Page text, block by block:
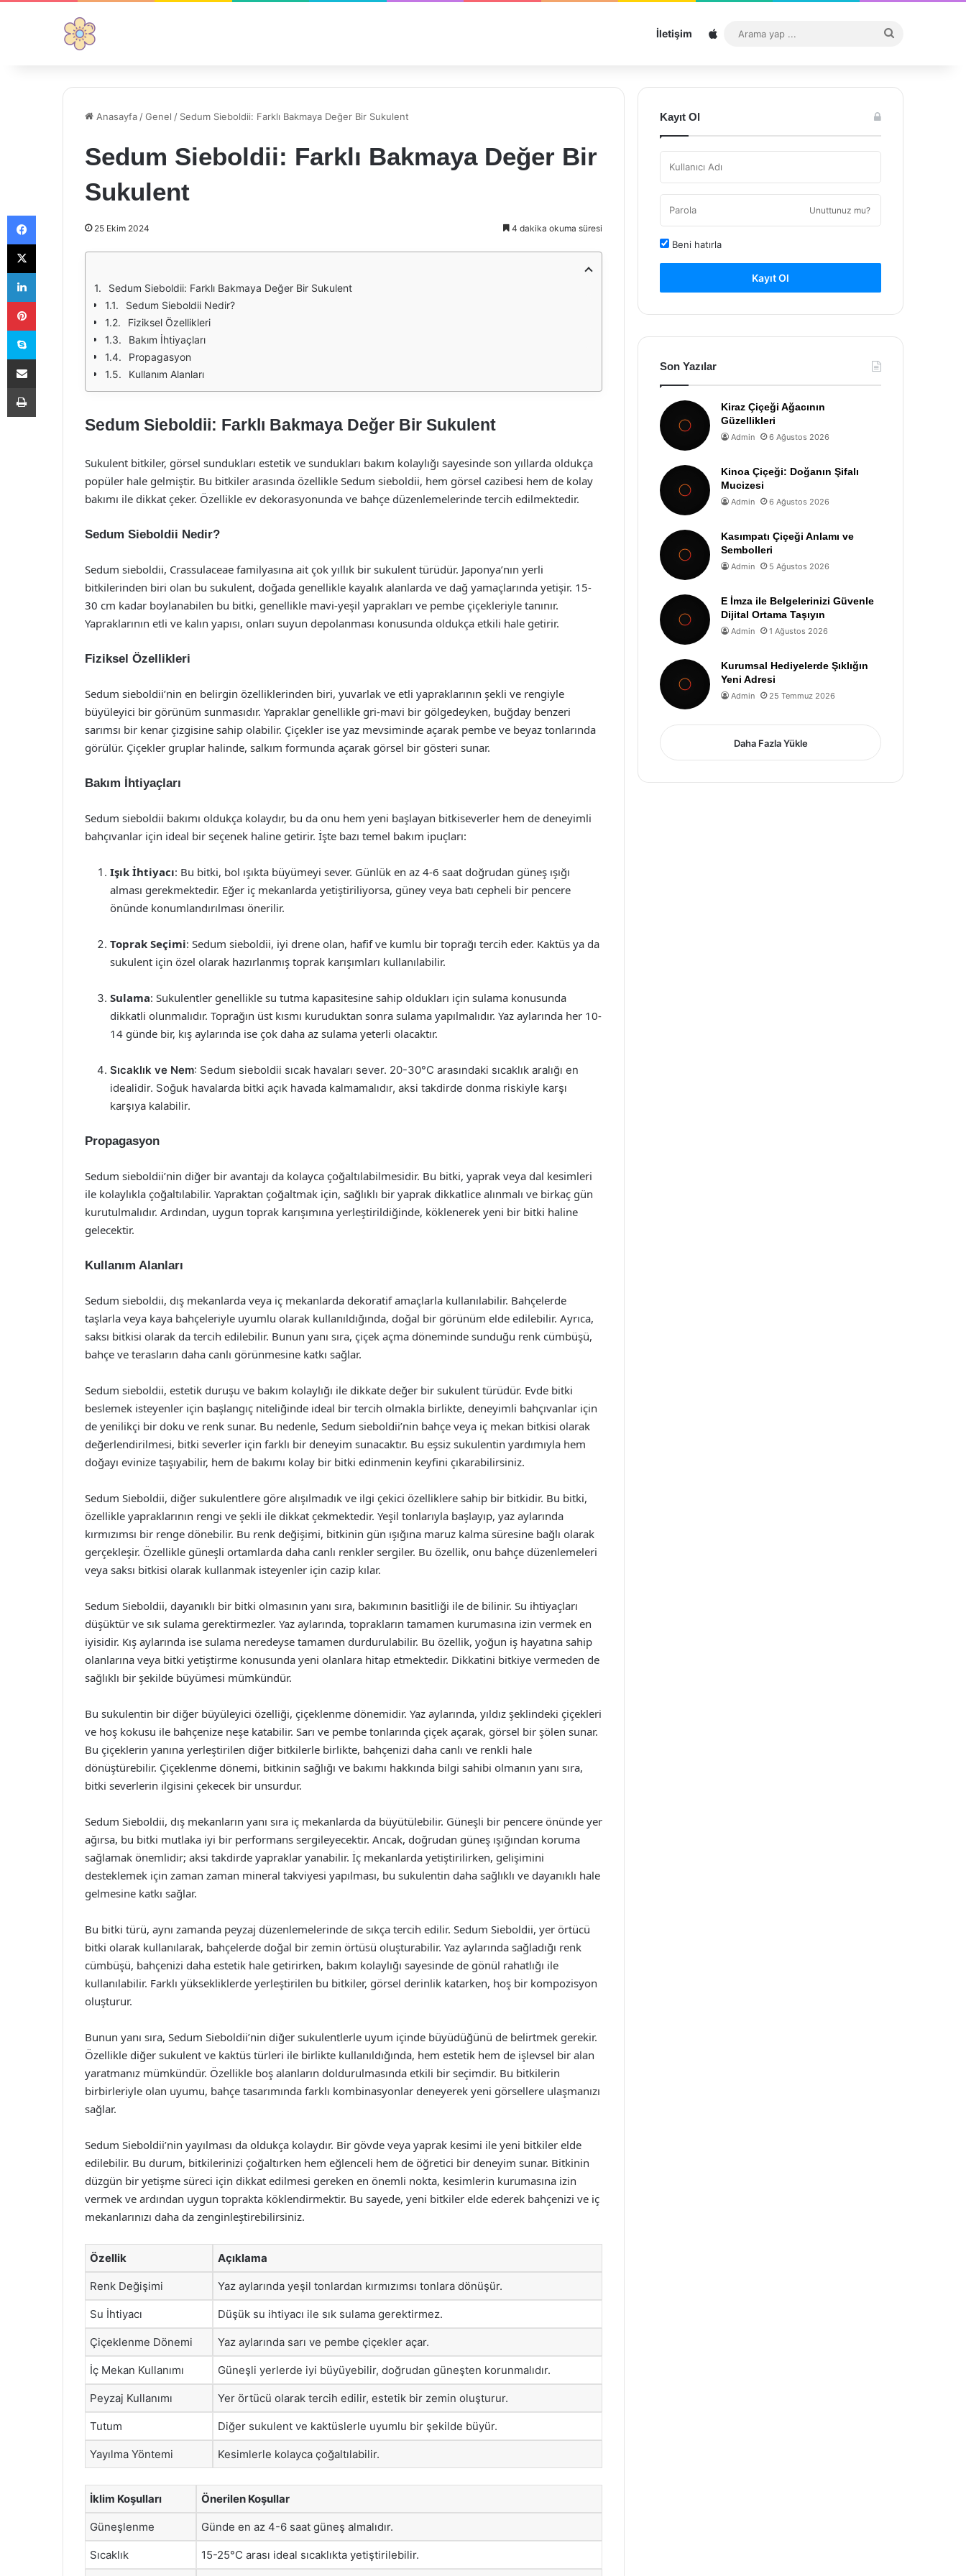
İletişim Sitemap
...
Anasayfa /Genel / Sedum Sieboldii: Farklı Bakmaya Değer Bir Sukulent
Sedum Sieboldii: Farklı Bakmaya Değer Bir
Sukulent
25 Ekim 2024 4 dakika okuma süresi
Sedum Sieboldii: Farklı Bakmaya Değer Bir Sukulent
Sedum Sieboldii Nedir?
Fiziksel Özellikleri
Bakım İhtiyaçları
Propagasyon
Kullanım Alanları
Sedum Sieboldii: Farklı Bakmaya Değer Bir Sukulent
Sukulent bitkiler, görsel sundukları estetik ve sundukları bakım kolaylığı sayesinde son yıllarda oldukça
popüler hale gelmiştir. Bu bitkiler arasında özellikle Sedum sieboldii, hem görsel cazibesi hem de kolay
bakımı ile dikkat çeker. Özellikle ev dekorasyonunda ve bahçe düzenlemelerinde tercih edilmektedir.
Sedum Sieboldii Nedir?
Sedum sieboldii, Crassulaceae familyasına ait çok yıllık bir sukulent türüdür. Japonya’nın yerli
bitkilerinden biri olan bu sukulent, doğada genellikle kayalık alanlarda ve dağ yamaçlarında yetişir. 15-
30 cm kadar boylanabilen bu bitki, genellikle mavi-yeşil yaprakları ve pembe çiçekleriyle tanınır.
Yapraklarının etli ve kalın yapısı, onları suyun depolanması konusunda oldukça etkili hale getirir.
Fiziksel Özellikleri
Sedum sieboldii’nin en belirgin özelliklerinden biri, yuvarlak ve etli yapraklarının şekli ve rengiyle
büyüleyici bir görünüm sunmasıdır. Yapraklar genellikle gri-mavi bir gölgedeyken, buğday benzeri
sarımsı bir kenar çizgisine sahip olabilir. Çiçekler ise yaz mevsiminde açarak pembe ve beyaz tonlarında
görülür. Çiçekler gruplar halinde, salkım formunda açarak görsel bir gösteri sunar.
Bakım İhtiyaçları
Sedum sieboldii bakımı oldukça kolaydır, bu da onu hem yeni başlayan bitkiseverler hem de deneyimli
bahçıvanlar için ideal bir seçenek haline getirir. İşte bazı temel bakım ipuçları:
Işık İhtiyacı: Bu bitki, bol ışıkta büyümeyi sever. Günlük en az 4-6 saat doğrudan güneş ışığı
alması gerekmektedir. Eğer iç mekanlarda yetiştiriliyorsa, güney veya batı cepheli bir pencere
önünde konumlandırılması önerilir.
Toprak Seçimi: Sedum sieboldii, iyi drene olan, hafif ve kumlu bir toprağı tercih eder. Kaktüs ya da
sukulent için özel olarak hazırlanmış toprak karışımları kullanılabilir.
Sulama: Sukulentler genellikle su tutma kapasitesine sahip oldukları için sulama konusunda
dikkatli olunmalıdır. Toprağın üst kısmı kuruduktan sonra sulama yapılmalıdır. Yaz aylarında her 10-
14 günde bir, kış aylarında ise çok daha az sulama yeterli olacaktır.
Sıcaklık ve Nem: Sedum sieboldii sıcak havaları sever. 20-30°C arasındaki sıcaklık aralığı en
idealidir. Soğuk havalarda bitki açık havada kalmamalıdır, aksi takdirde donma riskiyle karşı
karşıya kalabilir.
Propagasyon
Sedum sieboldii’nin diğer bir avantajı da kolayca çoğaltılabilmesidir. Bu bitki, yaprak veya dal kesimleri
ile kolaylıkla çoğaltılabilir. Yapraktan çoğaltmak için, sağlıklı bir yaprak dikkatlice alınmalı ve birkaç gün
kurutulmalıdır. Ardından, uygun toprak karışımına yerleştirildiğinde, köklenerek yeni bir bitki haline
gelecektir.
Kullanım Alanları
Sedum sieboldii, dış mekanlarda veya iç mekanlarda dekoratif amaçlarla kullanılabilir. Bahçelerde
taşlarla veya kaya bahçeleriyle uyumlu olarak kullanıldığında, doğal bir görünüm elde edilebilir. Ayrıca,
saksı bitkisi olarak da tercih edilebilir. Bunun yanı sıra, çiçek açma döneminde sunduğu renk cümbüşü,
bahçe ve terasların daha canlı görünmesine katkı sağlar.
Sedum sieboldii, estetik duruşu ve bakım kolaylığı ile dikkate değer bir sukulent türüdür. Evde bitki
beslemek isteyenler için başlangıç niteliğinde ideal bir tercih olmakla birlikte, deneyimli bahçıvanlar için
de yenilikçi bir doku ve renk sunar. Bu nedenle, Sedum sieboldii’nin bahçe veya iç mekan bitkisi olarak
değerlendirilmesi, bitki severler için farklı bir deneyim sunacaktır. Bu eşsiz sukulentin yardımıyla hem
doğayı evinize taşıyabilir, hem de bakımı kolay bir bitki edinmenin keyfini çıkarabilirsiniz.
Sedum Sieboldii, diğer sukulentlere göre alışılmadık ve ilgi çekici özelliklere sahip bir bitkidir. Bu bitki,
özellikle yapraklarının rengi ve şekli ile dikkat çekmektedir. Yeşil tonlarıyla başlayıp, yaz aylarında
kırmızımsı bir renge dönebilir. Bu renk değişimi, bitkinin gün ışığına maruz kalma süresine bağlı olarak
gerçekleşir. Özellikle güneşli ortamlarda daha canlı renkler sergiler. Bu özellik, onu bahçe düzenlemeleri
veya saksı bitkisi olarak kullanmak isteyenler için cazip kılar.
Sedum Sieboldii, dayanıklı bir bitki olmasının yanı sıra, bakımının basitliği ile de bilinir. Su ihtiyaçları
düşüktür ve sık sulama gerektirmezler. Yaz aylarında, toprakların tamamen kurumasına izin vermek en
iyisidir. Kış aylarında ise sulama neredeyse tamamen durdurulabilir. Bu özellik, yoğun iş hayatına sahip
olanlarına veya bitki yetiştirme konusunda yeni olanlara hitap etmektedir. Dikkatini bitkiye vermeden de
sağlıklı bir şekilde büyümesi mümkündür.
Bu sukulentin bir diğer büyüleyici özelliği, çiçeklenme dönemidir. Yaz aylarında, yıldız şeklindeki çiçekleri
ve hoş kokusu ile bahçenize neşe katabilir. Sarı ve pembe tonlarında çiçek açarak, görsel bir şölen sunar.
Bu çiçeklerin yanına yerleştirilen diğer bitkilerle birlikte, bahçenizi daha canlı ve renkli hale
dönüştürebilir. Çiçeklenme dönemi, bitkinin sağlığı ve bakımı hakkında bilgi sahibi olmanın yanı sıra,
bitki severlerin ilgisini çekecek bir unsurdur.
Sedum Sieboldii, dış mekanların yanı sıra iç mekanlarda da büyütülebilir. Güneşli bir pencere önünde yer
ağırsa, bu bitki mutlaka iyi bir performans sergileyecektir. Ancak, doğrudan güneş ışığından koruma
sağlamak önemlidir; aksi takdirde yapraklar yanabilir. İç mekanlarda yetiştirilirken, gelişimini
desteklemek için zaman zaman mineral takviyesi yapılması, bu sukulentin daha sağlıklı ve dayanıklı hale
gelmesine katkı sağlar.
Bu bitki türü, aynı zamanda peyzaj düzenlemelerinde de sıkça tercih edilir. Sedum Sieboldii, yer örtücü
bitki olarak kullanılarak, bahçelerde doğal bir zemin örtüsü oluşturabilir. Yaz aylarında sağladığı renk
cümbüşü, bahçenizi daha estetik hale getirirken, bakım kolaylığı sayesinde de gönül rahatlığı ile
kullanılabilir. Farklı yüksekliklerde yerleştirilen bu bitkiler, görsel derinlik katarken, hoş bir kompozisyon
oluşturur.
Bunun yanı sıra, Sedum Sieboldii’nin diğer sukulentlerle uyum içinde büyüdüğünü de belirtmek gerekir.
Özellikle diğer sukulent ve kaktüs türleri ile birlikte kullanıldığında, hem estetik hem de işlevsel bir alan
yaratmanız mümkündür. Özellikle boş alanların doldurulmasında etkili bir seçimdir. Bu bitkilerin
birbirleriyle olan uyumu, bahçe tasarımında farklı kombinasyonlar deneyerek yeni görsellere ulaşmanızı
sağlar.
Sedum Sieboldii’nin yayılması da oldukça kolaydır. Bir gövde veya yaprak kesimi ile yeni bitkiler elde
edilebilir. Bu durum, bitkilerinizi çoğaltırken hem eğlenceli hem de öğretici bir deneyim sunar. Bitkinin
düzgün bir yetişme süreci için dikkat edilmesi gereken en önemli nokta, kesimlerin kurumasına izin
vermek ve ardından uygun toprakta köklendirmektir. Bu sayede, yeni bitkiler elde ederek bahçenizi ve iç
mekanlarınızı daha da zenginleştirebilirsiniz.
Özellik Açıklama
Renk Değişimi Yaz aylarında yeşil tonlardan kırmızımsı tonlara dönüşür.
Su İhtiyacı Düşük su ihtiyacı ile sık sulama gerektirmez.
Çiçeklenme Dönemi Yaz aylarında sarı ve pembe çiçekler açar.
İç Mekan Kullanımı Güneşli yerlerde iyi büyüyebilir, doğrudan güneşten korunmalıdır.
Peyzaj Kullanımı Yer örtücü olarak tercih edilir, estetik bir zemin oluşturur.
Tutum Diğer sukulent ve kaktüslerle uyumlu bir şekilde büyür.
Yayılma Yöntemi Kesimlerle kolayca çoğaltılabilir.
İklim Koşulları Önerilen Koşullar
Güneşlenme Günde en az 4-6 saat güneş almalıdır.
Sıcaklık 15-25°C arası ideal sıcaklıkta yetiştirilebilir.
Kayıt Ol
Unuttunuz mu?
Beni hatırla
Kayıt Ol
Son Yazılar
Kiraz Çiçeği Ağacının
Güzellikleri
Admin 6 Ağustos 2026
Kinoa Çiçeği: Doğanın Şifalı
Mucizesi
Admin 6 Ağustos 2026
Kasımpatı Çiçeği Anlamı ve
Sembolleri
Admin 5 Ağustos 2026
E İmza ile Belgelerinizi Güvenle
Dijital Ortama Taşıyın
Admin 1 Ağustos 2026
Kurumsal Hediyelerde Şıklığın
Yeni Adresi
Admin 25 Temmuz 2026
Daha Fazla Yükle
Facebook
X
LinkedIn
Pinterest
Skype
E-Posta ile paylaş